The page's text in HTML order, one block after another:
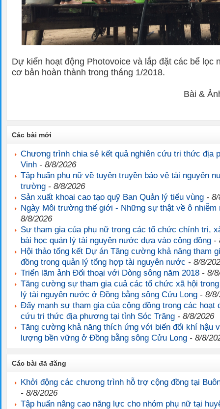
Dự kiến hoạt động Photovoice và lắp đặt các bể lọc
cơ bản hoàn thành trong tháng 1/2018.
Bài &
Các bài mới
Chương trình chia sẻ kết quả nghiên cứu tri thức địa
Vinh - 8/8/2026
Tập huấn phụ nữ về tuyên truyền bảo vệ tài nguyên
trường - 8/8/2026
Sản xuất khoai cao tạo quỹ Ban Quản lý tiểu vùng -
Ngày Môi trường thế giới - Những sự thật về ô nhiễm
8/8/2026
Sự tham gia của phụ nữ trong các tổ chức chính trị,
bài học quản lý tài nguyên nước dựa vào cộng đồng -
Hội thảo tổng kết Dự án Tăng cường khả năng tham
đồng trong quản lý tổng hợp tài nguyên nước - 8/8/
Triển lãm ảnh Đối thoại với Dòng sông năm 2018 - 8/
Tăng cường sự tham gia cuả các tổ chức xã hội
lý tài nguyên nước ở Đồng bằng sông Cửu Long - 8/
Đẩy mạnh sự tham gia của cộng đồng trong các hoạt
cứu tri thức địa phương tại tỉnh Sóc Trăng - 8/8/2026
Tăng cường khả năng thích ứng với biến đổi khí hậu
lượng bền vững ở Đồng bằng sông Cửu Long - 8/8/
Các bài đã đăng
Khởi động các chương trình hỗ trợ cộng đồng tại
- 8/8/2026
Tập huấn nâng cao năng lực cho nhóm phụ nữ tại